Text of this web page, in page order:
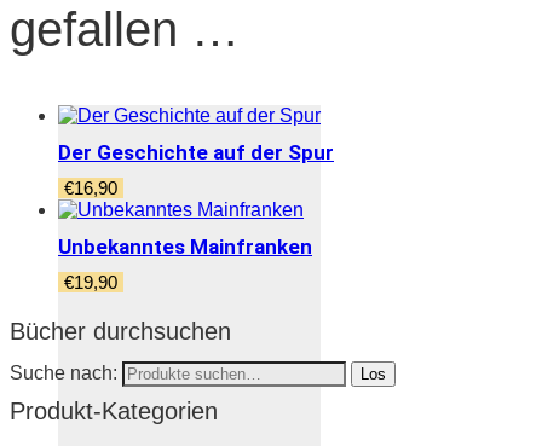
gefallen …
Der Geschichte auf der Spur
€16,90
Unbekanntes Mainfranken
€19,90
Bücher durchsuchen
Suche nach: Los
Produkt-Kategorien